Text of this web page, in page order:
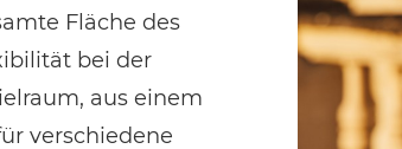
Fläche des
bei der
aus einem
verschiedene